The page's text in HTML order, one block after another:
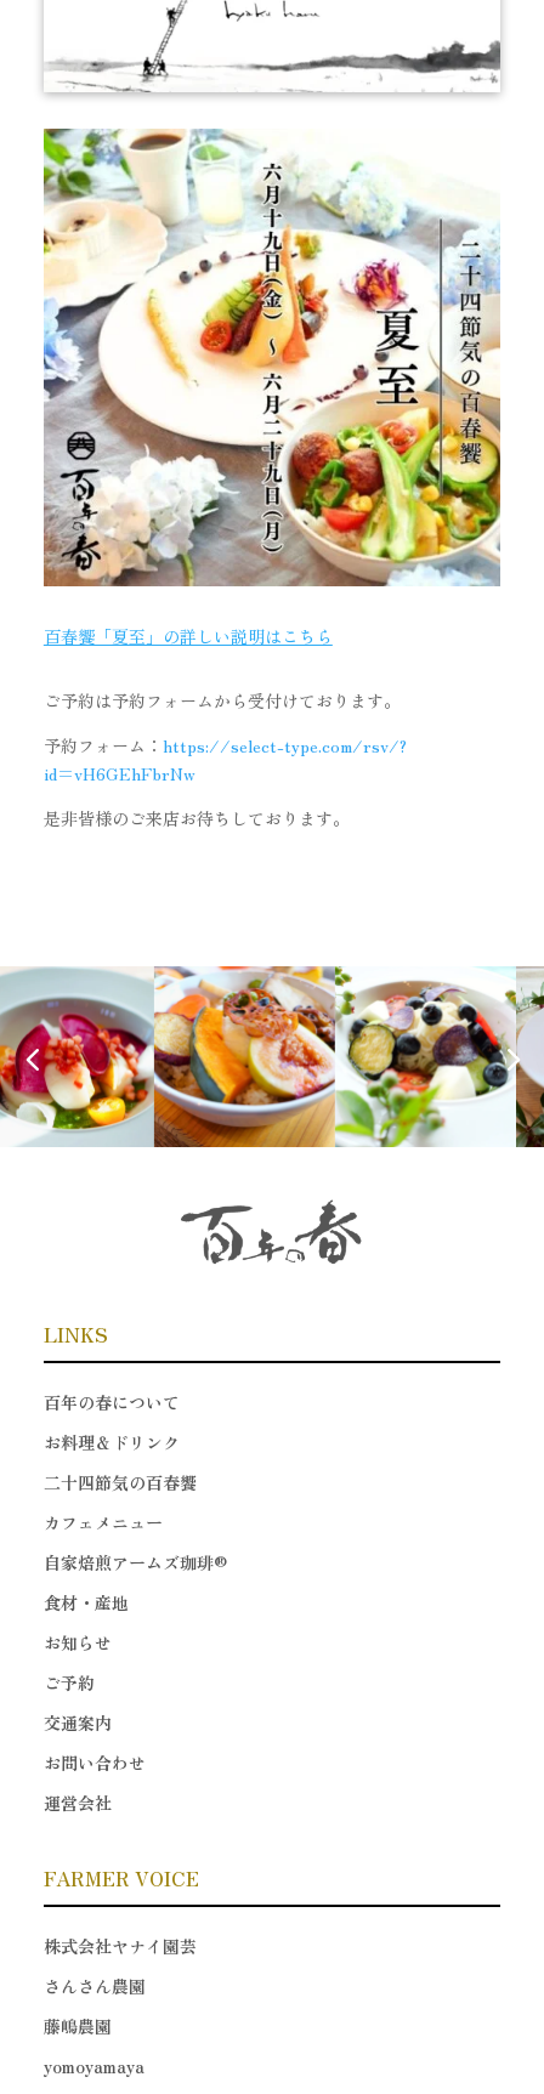
百春饗「夏至」の詳しい説明はこちら
ご予約は予約フォームから受付けております。
予約フォーム： https://select-type.com/rsv/?
id=vH6GEhFbrNw
是非皆様のご来店お待ちしております。
LINKS
百年の春について
お料理＆ドリンク
二十四節気の百春饗
カフェメニュー
自家焙煎アームズ珈琲®
食材・産地
お知らせ
ご予約
交通案内
お問い合わせ
運営会社
FARMER VOICE
株式会社ヤナイ園芸
さんさん農園
藤嶋農園
yomoyamaya